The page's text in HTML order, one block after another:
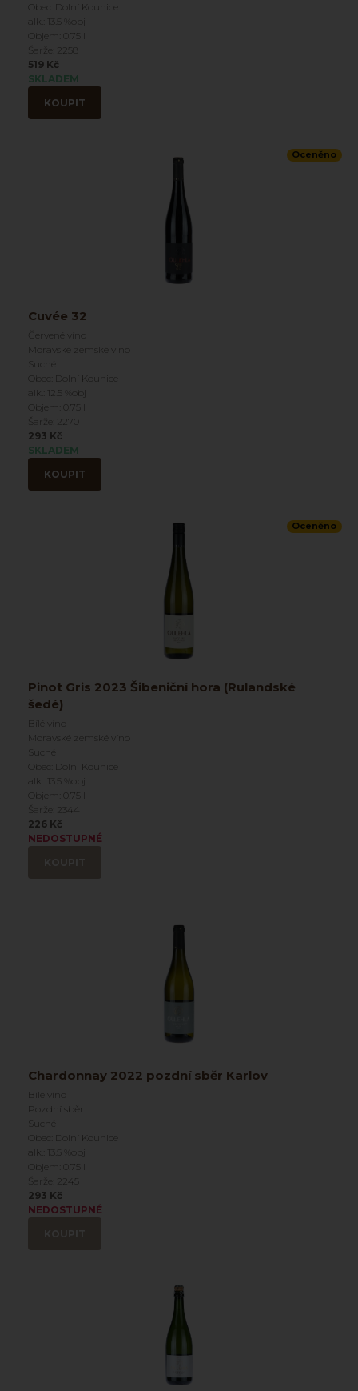
Obec: Dolní Kounice
alk.: 13.5 %obj
Objem: 0.75 l
Šarže: 2258
519 Kč
SKLADEM
KOUPIT
Oceněno
Cuvée 32
Červené víno
Moravské zemské víno
Suché
Obec: Dolní Kounice
alk.: 12.5 %obj
Objem: 0.75 l
Šarže: 2270
293 Kč
SKLADEM
KOUPIT
Oceněno
Pinot Gris 2023 Šibeniční hora (Rulandské
šedé)
Bílé víno
Moravské zemské víno
Suché
Obec: Dolní Kounice
alk.: 13.5 %obj
Objem: 0.75 l
Šarže: 2344
226 Kč
NEDOSTUPNÉ
Chardonnay 2022 pozdní sběr Karlov
Bílé víno
Pozdní sběr
Suché
Obec: Dolní Kounice
alk.: 13.5 %obj
Objem: 0.75 l
Šarže: 2245
293 Kč
NEDOSTUPNÉ